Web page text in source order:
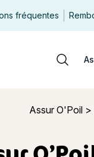
fréquentes
Assur O'Poil>